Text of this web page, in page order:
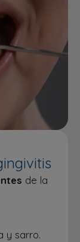
de la
y sarro.